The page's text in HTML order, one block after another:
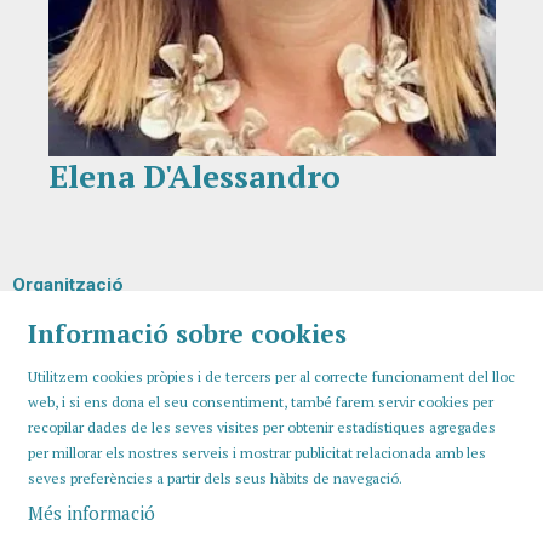
Diapositiva 1 de 1
Elena D'Alessandro
Organització
Informació sobre cookies
Utilitzem cookies pròpies i de tercers per al correcte funcionament del lloc
web, i si ens dona el seu consentiment, també farem servir cookies per
recopilar dades de les seves visites per obtenir estadístiques agregades
per millorar els nostres serveis i mostrar publicitat relacionada amb les
seves preferències a partir dels seus hàbits de navegació.
Més informació